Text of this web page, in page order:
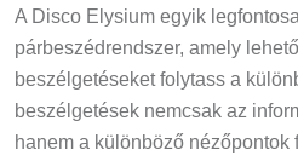
A Disco Elysium egyik
párbeszédrendszer, amely
beszélgetéseket folytass a
beszélgetések nemcsak az
hanem a különböző nézőpontok